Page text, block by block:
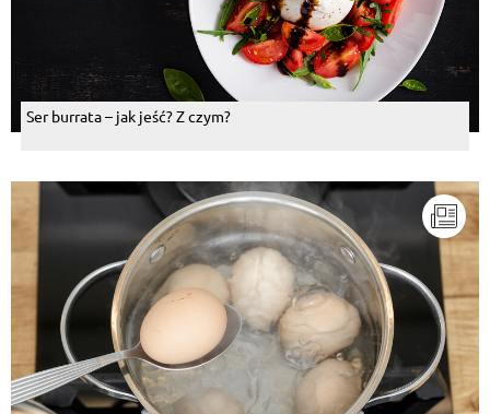
Ser burrata – jak jeść? Z czym?